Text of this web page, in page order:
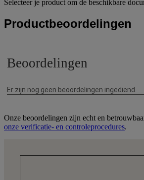
Selecteer je product om de beschikbare
Productbeoordelingen
Onze beoordelingen zijn echt en
onze verificatie- en controleprocedures.